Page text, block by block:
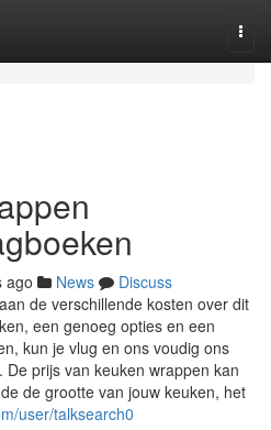
ago News
Discuss
de verschillende kosten over dit
een genoeg opties en een
kun je vlug en ons voudig ons
prijs van keuken wrappen kan
de grootte van jouw keuken, het
user/talksearch0